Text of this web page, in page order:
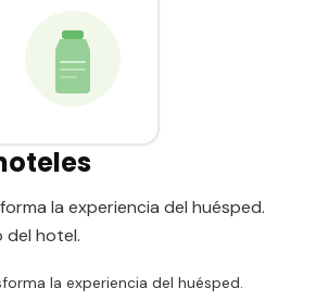
la experiencia del huésped.
del hotel.
la experiencia del huésped.